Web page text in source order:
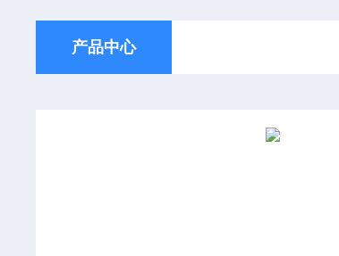
产品中心